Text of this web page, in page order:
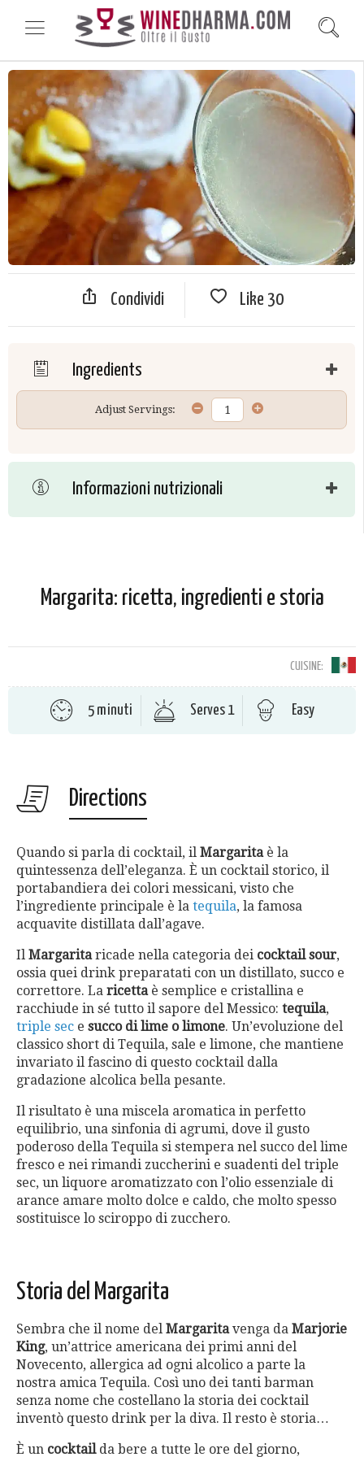
Condividi Like 30
Ingredients
Adjust Servings:
Informazioni nutrizionali
Margarita: ricetta, ingredienti e storia
CUISINE:
5 minuti Serves 1 Easy
Directions
Quando si parla di cocktail, il Margaritaè la
quintessenza dell’eleganza. È un cocktail storico, il
portabandiera dei colori messicani, visto che
l’ingrediente principale è la tequila, la famosa
acquavite distillata dall’agave.
Il Margaritaricade nella categoria dei cocktail sour,
ossia quei drink preparatati con un distillato, succo e
correttore. La ricettaè semplice e cristallina e
racchiude in sé tutto il sapore del Messico: tequila,
triple sec e succo di lime o limone. Un’evoluzione del
classico short di Tequila, sale e limone, che mantiene
invariato il fascino di questo cocktail dalla
gradazione alcolica bella pesante.
Il risultato è una miscela aromatica in perfetto
equilibrio, una sinfonia di agrumi, dove il gusto
poderoso della Tequila si stempera nel succo del lime
fresco e nei rimandi zuccherini e suadenti del triple
sec, un liquore aromatizzato con l’olio essenziale di
arance amare molto dolce e caldo, che molto spesso
sostituisce lo sciroppo di zucchero.
Storia del Margarita
Sembra che il nome del Margaritavenga da Marjorie
King, un’attrice americana dei primi anni del
Novecento, allergica ad ogni alcolico a parte la
nostra amica Tequila. Così uno dei tanti barman
senza nome che costellano la storia dei cocktail
inventò questo drink per la diva. Il resto è storia…
È un cocktailda bere a tutte le ore del giorno,